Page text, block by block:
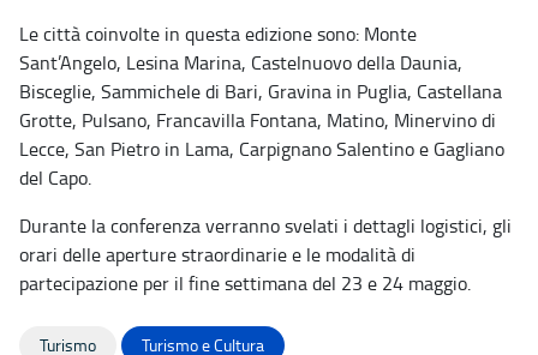
Le città coinvolte in questa edizione sono: Monte
Sant’Angelo, Lesina Marina, Castelnuovo della Daunia,
Bisceglie, Sammichele di Bari, Gravina in Puglia, Castellana
Grotte, Pulsano, Francavilla Fontana, Matino, Minervino di
Lecce, San Pietro in Lama, Carpignano Salentino e Gagliano
del Capo.
Durante la conferenza verranno svelati i dettagli logistici, gli
orari delle aperture straordinarie e le modalità di
partecipazione per il fine settimana del 23 e 24 maggio.
Turismo Turismo e Cultura